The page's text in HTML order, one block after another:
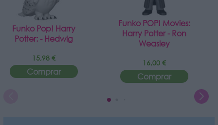
Funko Pop! Harry
Potter: - Hedwig
15,98 €
Comprar
Funko POP! Movies:
Harry Potter - Ron
Weasley
16,00 €
Comprar